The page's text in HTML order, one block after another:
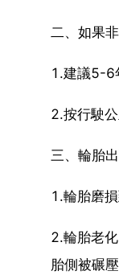
二、如果
1.建議5-6
2.按行駛
三、輪胎
1.輪胎磨
2.輪胎老
胎側被碾